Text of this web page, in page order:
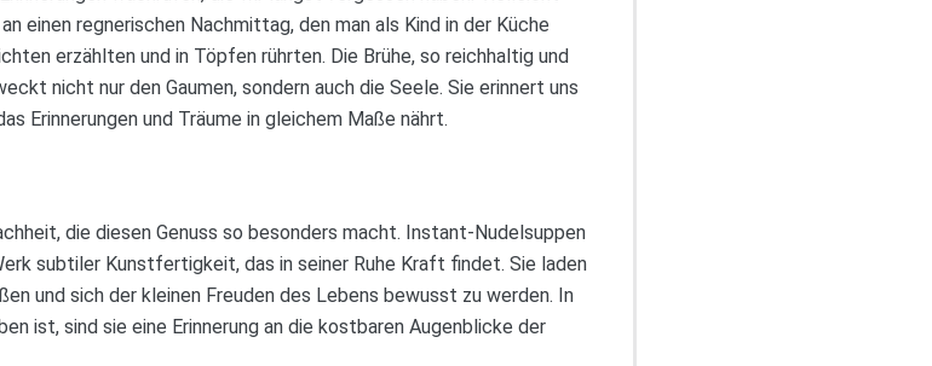
einen regnerischen Nachmittag, den man als Kind in der Küche
erzählten und in Töpfen rührten. Die Brühe, so reichhaltig und
nicht nur den Gaumen, sondern auch die Seele. Sie erinnert uns
Erinnerungen und Träume in gleichem Maße nährt.
die diesen Genuss so besonders macht. Instant-Nudelsuppen
subtiler Kunstfertigkeit, das in seiner Ruhe Kraft findet. Sie laden
und sich der kleinen Freuden des Lebens bewusst zu werden. In
ist, sind sie eine Erinnerung an die kostbaren Augenblicke der